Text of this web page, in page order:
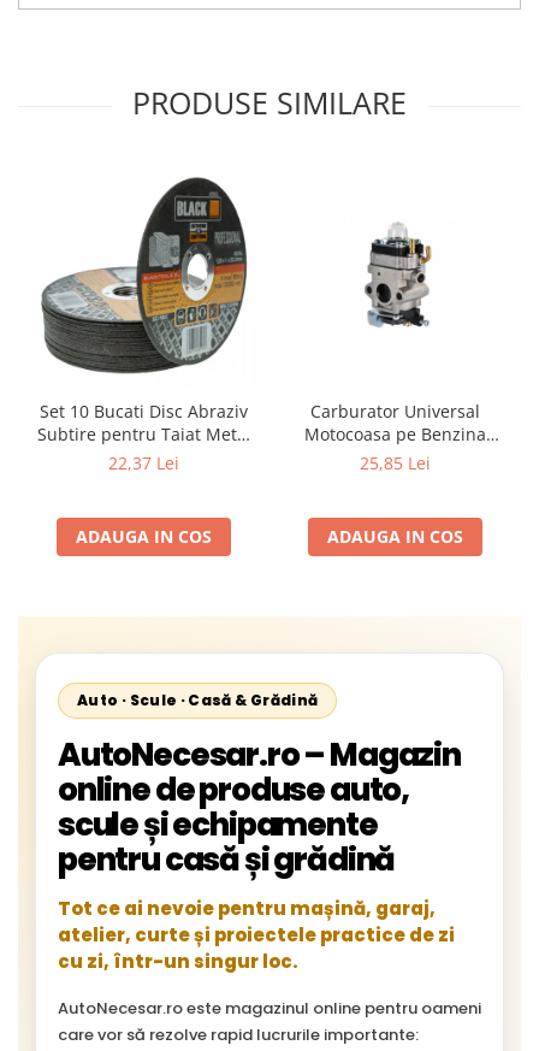
PRODUSE SIMILARE
Set 10 Bucati Disc Abraziv
Subtire pentru Taiat Metal
si Inox 125 x 1 x 22.2 mm,
22,37 Lei
ADAUGA IN COS
Carburator Universal
Motocoasa pe Benzina
(Motoare 2 Timpi),
Gardener, Eurotec, Makita,
Al-Ko, Ansamblu Complet
25,85 Lei
ADAUGA IN COS
Auto · Scule · Casă & Grădină
AutoNecesar.ro – Magazin
online de produse auto,
scule și echipamente
pentru casă și grădină
Tot ce ai nevoie pentru mașină, garaj,
atelier, curte și proiectele practice de zi
cu zi, într-un singur loc.
AutoNecesar.ro este magazinul online pentru oameni
care vor să rezolve rapid lucrurile importante: